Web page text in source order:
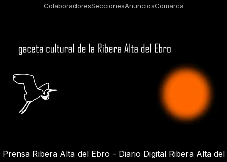
ColaboradoresSeccionesAnunciosComarca
Prensa Ribera Alta del Ebro - Diario Digital Ribera Alta del